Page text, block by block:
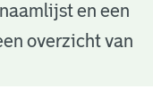
en een
overzicht van